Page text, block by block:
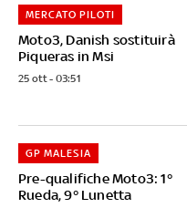
Moto3, Danish sostituirà
Piqueras in Msi
MERCATO PILOTI
25 ott - 03:51
Pre-qualifiche Moto3: 1°
Rueda, 9° Lunetta
GP MALESIA